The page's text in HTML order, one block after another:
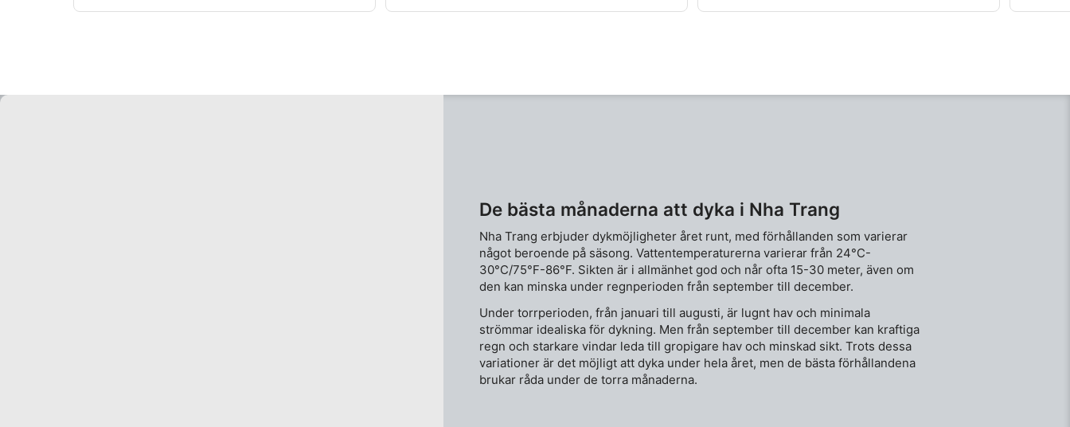
De bästa månaderna att dyka i Nha Trang
Nha Trang erbjuder dykmöjligheter året runt, med förhållanden som varierar
något beroende på säsong. Vattentemperaturerna varierar från 24°C-
30°C/75°F-86°F. Sikten är i allmänhet god och når ofta 15-30 meter, även om
den kan minska under regnperioden från september till december.
Under torrperioden, från januari till augusti, är lugnt hav och minimala
strömmar idealiska för dykning. Men från september till december kan kraftiga
regn och starkare vindar leda till gropigare hav och minskad sikt. Trots dessa
variationer är det möjligt att dyka under hela året, men de bästa förhållandena
brukar råda under de torra månaderna.